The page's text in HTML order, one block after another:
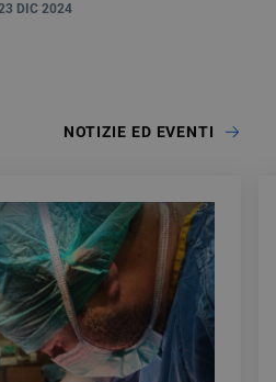
DIC 2024
NOTIZIE ED EVENTI